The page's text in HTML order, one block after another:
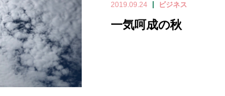
2019.09.24 ビジネス
一気呵成の秋